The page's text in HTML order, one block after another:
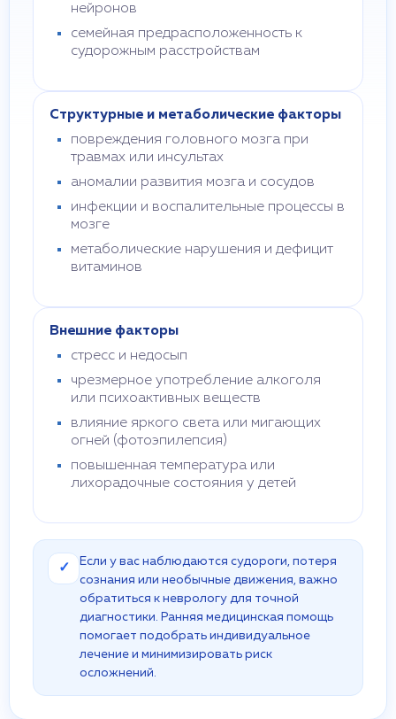
нейронов
семейная предрасположенность к
судорожным расстройствам
Структурные и метаболические факторы
повреждения головного мозга при
травмах или инсультах
аномалии развития мозга и сосудов
инфекции и воспалительные процессы в
мозге
метаболические нарушения и дефицит
витаминов
Внешние факторы
стресс и недосып
чрезмерное употребление алкоголя
или психоактивных веществ
влияние яркого света или мигающих
огней (фотоэпилепсия)
повышенная температура или
лихорадочные состояния у детей
✓
Если у вас наблюдаются судороги, потеря
сознания или необычные движения, важно
обратиться к неврологу для точной
диагностики. Ранняя медицинская помощь
помогает подобрать индивидуальное
лечение и минимизировать риск
осложнений.